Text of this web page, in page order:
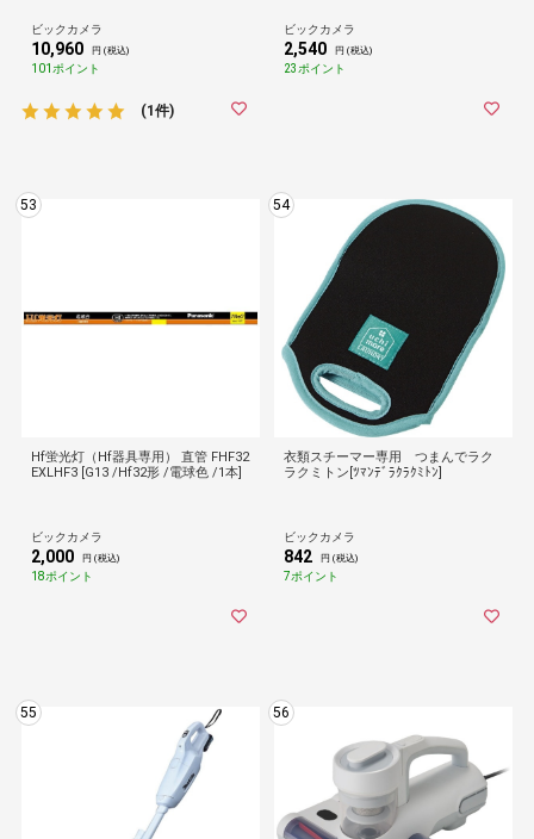
ビックカメラ
10,960 円 (税込)
101ポイント
(1件)
ビックカメラ
2,540 円 (税込)
23ポイント
53
Hf蛍光灯（Hf器具専用） 直管 FHF32
EXLHF3 [G13 /Hf32形 /電球色 /1本]
ビックカメラ
2,000 円 (税込)
18ポイント
54
衣類スチーマー専用 つまんでラク
ラクミトン[ﾂﾏﾝﾃﾞﾗｸﾗｸﾐﾄﾝ]
ビックカメラ
842 円 (税込)
7ポイント
55 56